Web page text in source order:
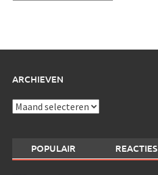
ARCHIEVEN
Archieven
POPULAIR REACTIES